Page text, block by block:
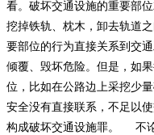
看。破坏交通设施的重要部
挖掉铁轨、枕木，卸去轨道
要部位的行为直接关系到交
倾覆、毁坏危险。但是，如
位，比如在公路边上采挖少
安全没有直接联系，不足以
构成破坏交通设施罪。 不